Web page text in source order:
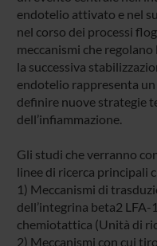
endotelio attivato e nel
nel corso dei processi
meccanismi che
la successiva
endotelio rappresenta
definire nuove strategie
dell’infiammazione.
Gli studi che verranno
linee di ricerca principali
1) Meccanismi di
dell’integrina beta2
chemiotattica (Unità di
2) Meccanismi con cui